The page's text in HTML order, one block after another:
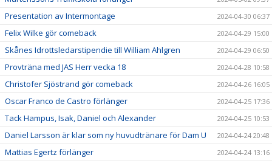
Presentation av Intermontage 2024-04-30 06:37
Felix Wilke gör comeback 2024-04-29 15:00
Skånes Idrottsledarstipendie till William Ahlgren 2024-04-29 06:50
Provträna med JAS Herr vecka 18 2024-04-28 10:58
Christofer Sjöstrand gör comeback 2024-04-26 16:05
Oscar Franco de Castro förlänger 2024-04-25 17:36
Tack Hampus, Isak, Daniel och Alexander 2024-04-25 10:53
Daniel Larsson är klar som ny huvudtränare för Dam U 2024-04-24 20:48
Mattias Egertz förlänger 2024-04-24 13:16